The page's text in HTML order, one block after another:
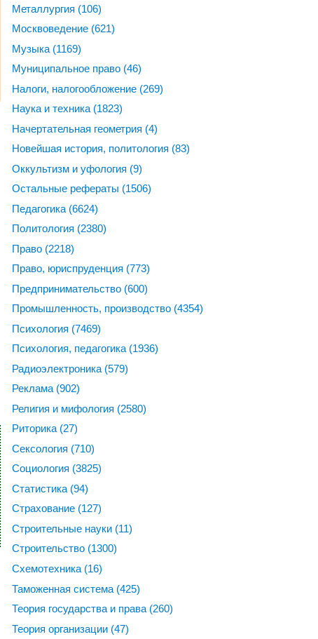
Металлургия (106)
Москвоведение (621)
Музыка (1169)
Муниципальное право (46)
Налоги, налогообложение (269)
Наука и техника (1823)
Начертательная геометрия (4)
Новейшая история, политология (83)
Оккультизм и уфология (9)
Остальные рефераты (1506)
Педагогика (6624)
Политология (2380)
Право (2218)
Право, юриспруденция (773)
Предпринимательство (600)
Промышленность, производство (4354)
Психология (7469)
Психология, педагогика (1936)
Радиоэлектроника (579)
Реклама (902)
Религия и мифология (2580)
Риторика (27)
Сексология (710)
Социология (3825)
Статистика (94)
Страхование (127)
Строительные науки (11)
Строительство (1300)
Схемотехника (16)
Таможенная система (425)
Теория государства и права (260)
Теория организации (47)